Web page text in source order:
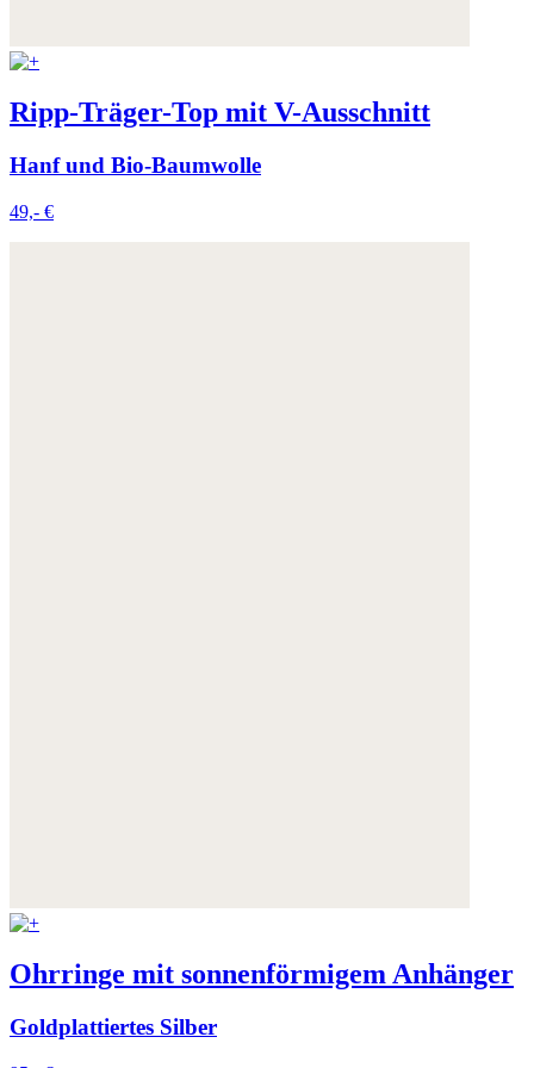
Ripp-Träger-Top mit V-Ausschnitt
Hanf und Bio-Baumwolle
49,- €
Ohrringe mit sonnenförmigem Anhänger
Goldplattiertes Silber